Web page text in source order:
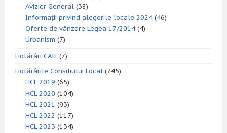
Avizier General (38)
Informații privind alegerile locale 2024 (46)
Oferte de vânzare Legea 17/2014 (4)
Urbanism (7)
Hotărâri CAIL(7)
Hotărârile Consiliului Local (745)
HCL 2019 (65)
HCL 2020 (104)
HCL 2021 (93)
HCL 2022 (117)
HCL 2023 (134)